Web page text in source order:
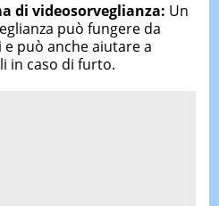
di videosorveglianza: Un
può fungere da
può anche aiutare a
in caso di furto.